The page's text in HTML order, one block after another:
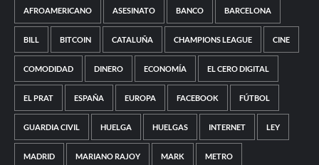
AFROAMERICANO ASESINATO BANCO BARCELONA
BILL BITCOIN CATALUÑA CHAMPIONS LEAGUE CINE
COMODIDAD DINERO ECONOMÍA EL CERO DIGITAL
EL PRAT ESPAÑA EUROPA FACEBOOK FÚTBOL
GUARDIA CIVIL HUELGA HUELGAS INTERNET LEY
MADRID MARIANO RAJOY MARK METRO